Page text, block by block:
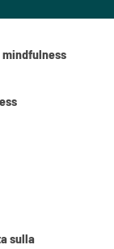
mindfulness
sulla